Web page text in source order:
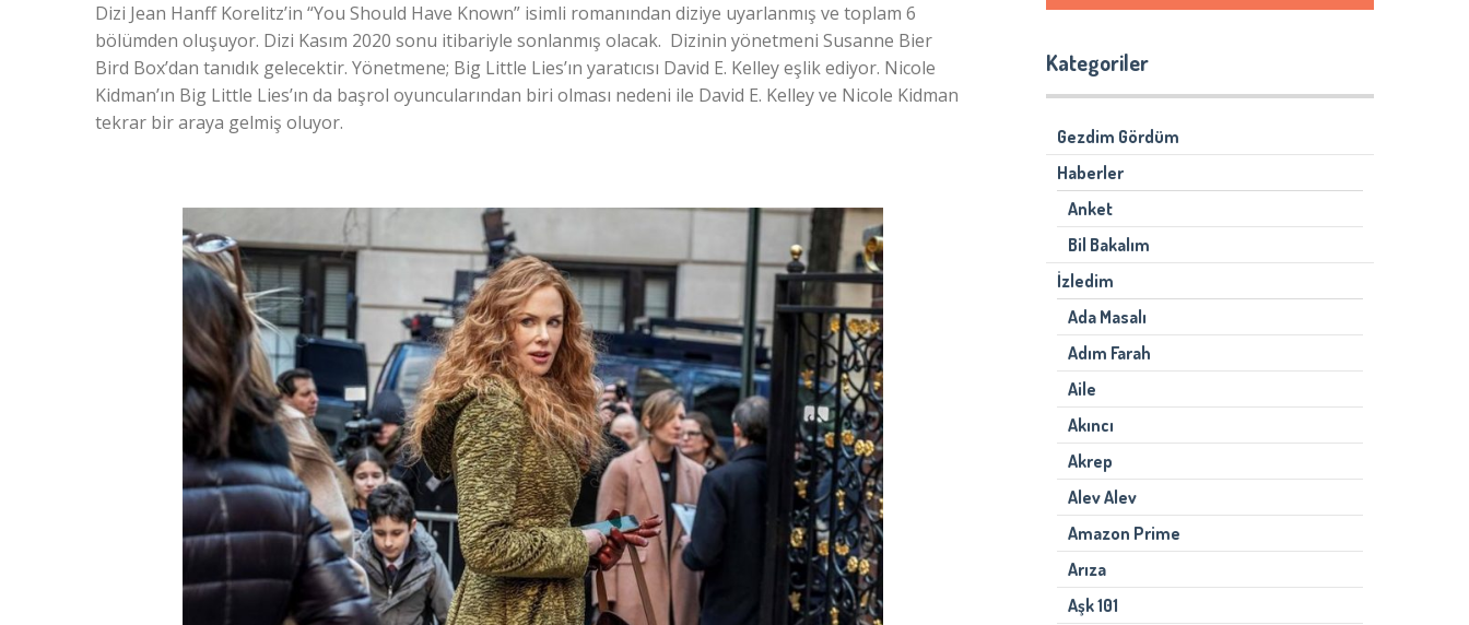
Dizi Jean Hanff Korelitz’in “You Should Have Known” isimli romanından diziye uyarlanmış ve toplam 6
bölümden oluşuyor. Dizi Kasım 2020 sonu itibariyle sonlanmış olacak. Dizinin yönetmeni Susanne Bier
Bird Box’dan tanıdık gelecektir. Yönetmene; Big Little Lies’ın yaratıcısı David E. Kelley eşlik ediyor. Nicole
Kidman’ın Big Little Lies’ın da başrol oyuncularından biri olması nedeni ile David E. Kelley ve Nicole Kidman
tekrar bir araya gelmiş oluyor.
Kategoriler
Gezdim Gördüm
Haberler
Anket
Bil Bakalım
İzledim
Ada Masalı
Adım Farah
Aile
Akıncı
Akrep
Alev Alev
Amazon Prime
Arıza
Aşk 101